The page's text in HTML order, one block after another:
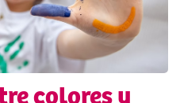
colores y